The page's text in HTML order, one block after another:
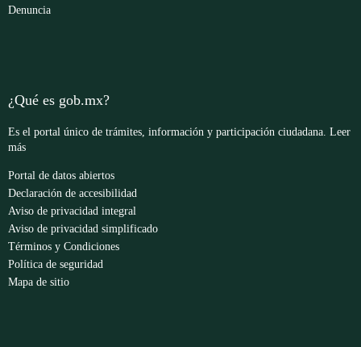
Denuncia
¿Qué es gob.mx?
Es el portal único de trámites, información y participación ciudadana. Leer
más
Portal de datos abiertos
Declaración de accesibilidad
Aviso de privacidad integral
Aviso de privacidad simplificado
Términos y Condiciones
Política de seguridad
Mapa de sitio